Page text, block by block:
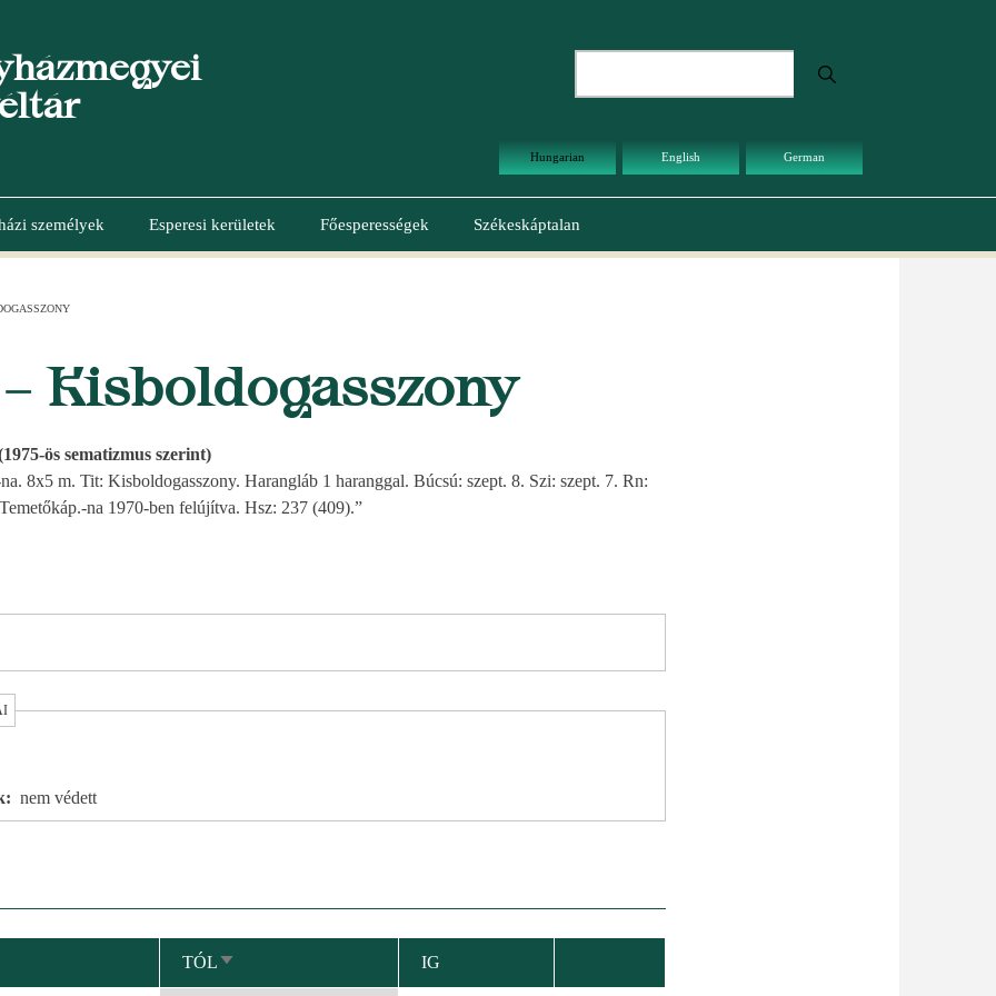
Hungarian English German
személyek Esperesi kerületek Főesperességek Székeskáptalan
Kisboldogasszony
ös sematizmus szerint)
8x5 m. Tit: Kisboldogasszony. Harangláb 1 haranggal. Búcsú: szept. 8. Szi: szept. 7. Rn:
na 1970-ben felújítva. Hsz: 237 (409).”
nem védett
TÓLNÖVEKVŐ
RENDEZÉS
IG